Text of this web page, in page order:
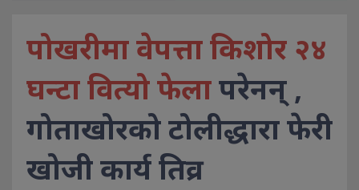
पोखरीमा वेपत्ता किशोर २४
घन्टा वित्यो फेलापरेनन् ,
गोताखोरको टोलीद्धारा फेरी
खोजी कार्य तिव्र